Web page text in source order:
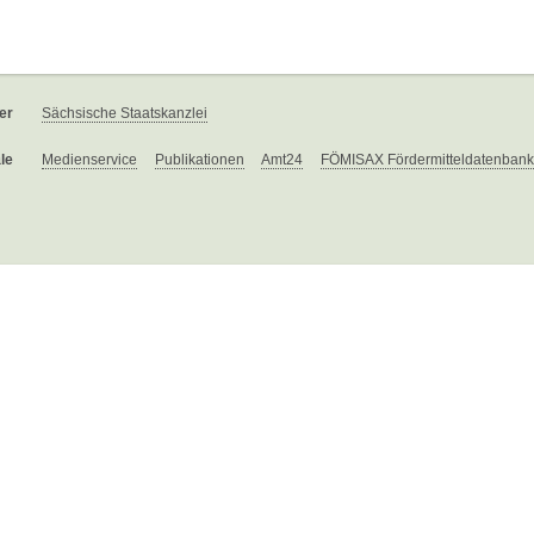
Sächsische Staatskanzlei
Medienservice Publikationen Amt24 FÖMISAX Fördermitteldatenbank